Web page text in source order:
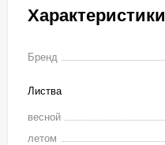
Характеристики
Бренд
Листва
весной
летом